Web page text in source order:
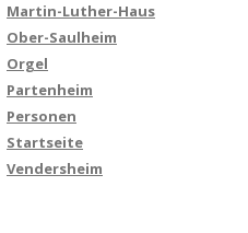
Martin-Luther-Haus
Ober-Saulheim
Orgel
Partenheim
Personen
Startseite
Vendersheim